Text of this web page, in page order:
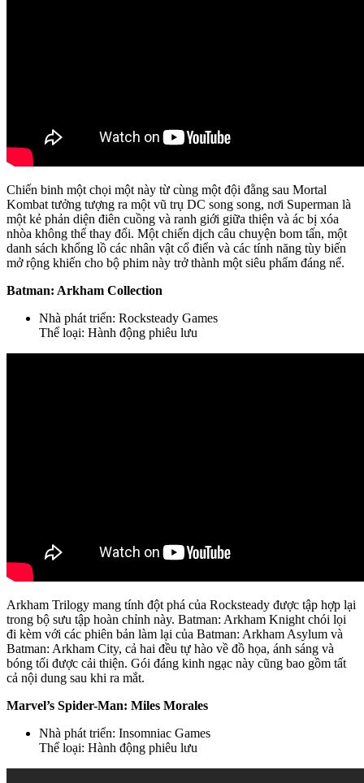
Chiến binh một chọi một này từ cùng một đội đằng sau Mortal
Kombat tưởng tượng ra một vũ trụ DC song song, nơi Superman là
một kẻ phản diện điên cuồng và ranh giới giữa thiện và ác bị xóa
nhòa không thể thay đổi. Một chiến dịch câu chuyện bom tấn, một
danh sách khổng lồ các nhân vật cổ điển và các tính năng tùy biến
mở rộng khiến cho bộ phim này trở thành một siêu phẩm đáng nể.
Batman: Arkham Collection
Nhà phát triển: Rocksteady Games
Thể loại: Hành động phiêu lưu
Arkham Trilogy mang tính đột phá của Rocksteady được tập hợp lại
trong bộ sưu tập hoàn chỉnh này. Batman: Arkham Knight chói lọi
đi kèm với các phiên bản làm lại của Batman: Arkham Asylum và
Batman: Arkham City, cả hai đều tự hào về đồ họa, ánh sáng và
bóng tối được cải thiện. Gói đáng kinh ngạc này cũng bao gồm tất
cả nội dung sau khi ra mắt.
Marvel’s Spider-Man: Miles Morales
Nhà phát triển: Insomniac Games
Thể loại: Hành động phiêu lưu